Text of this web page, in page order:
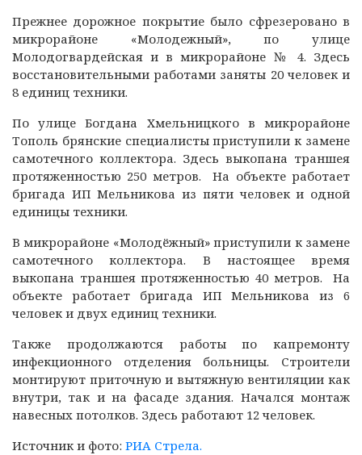
Прежнее дорожное покрытие было сфрезеровано в
микрорайоне «Молодежный», по улице
Молодогвардейская и в микрорайоне № 4. Здесь
восстановительными работами заняты 20 человек и
8 единиц техники.
По улице Богдана Хмельницкого в микрорайоне
Тополь брянские специалисты приступили к замене
самотечного коллектора. Здесь выкопана траншея
протяженностью 250 метров. На объекте работает
бригада ИП Мельникова из пяти человек и одной
единицы техники.
В микрорайоне «Молодёжный» приступили к замене
самотечного коллектора. В настоящее время
выкопана траншея протяженностью 40 метров. На
объекте работает бригада ИП Мельникова из 6
человек и двух единиц техники.
Также продолжаются работы по капремонту
инфекционного отделения больницы. Строители
монтируют приточную и вытяжную вентиляции как
внутри, так и на фасаде здания. Начался монтаж
навесных потолков. Здесь работают 12 человек.
Источник и фото: РИА Стрела.